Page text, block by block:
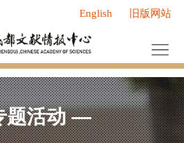
English 旧版网站
题活动—